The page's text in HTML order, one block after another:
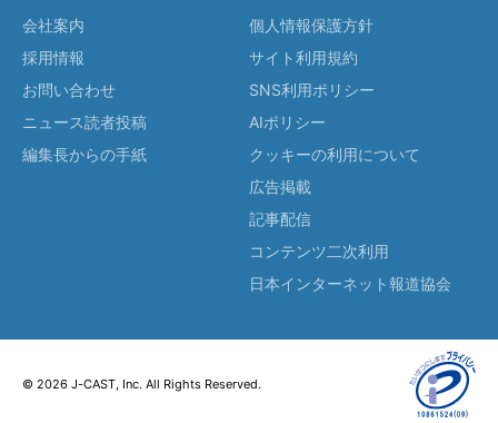
会社案内
採用情報
お問い合わせ
ニュース読者投稿
編集長からの手紙
個人情報保護方針
サイト利用規約
SNS利用ポリシー
AIポリシー
クッキーの利用について
広告掲載
記事配信
コンテンツ二次利用
日本インターネット報道協会
© 2026 J-CAST, Inc. All Rights Reserved.